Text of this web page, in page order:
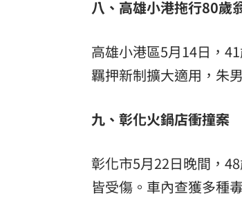
八、高雄小港拖行80歲
高雄小港區5月14日，
羈押新制擴大適用，朱
九、彰化火鍋店衝撞案
彰化市5月22日晚間，
皆受傷。車內查獲多種